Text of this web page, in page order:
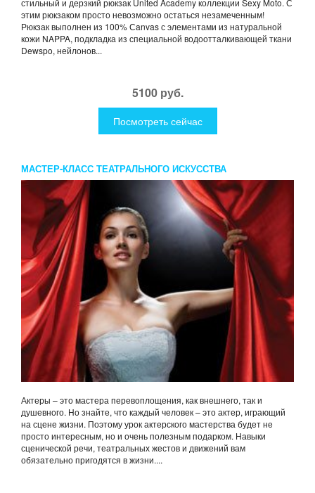
этим рюкзаком просто невозможно остаться незамеченным!
Рюкзак выполнен из 100% Сanvas с элементами из натуральной
кожи NAPPA, подкладка из специальной водоотталкивающей ткани
Dewspo, нейлонов...
5100 руб.
Посмотреть сейчас
МАСТЕР-КЛАСС ТЕАТРАЛЬНОГО ИСКУССТВА
Актеры – это мастера перевоплощения, как внешнего, так и
душевного. Но знайте, что каждый человек – это актер, играющий
на сцене жизни. Поэтому урок актерского мастерства будет не
просто интересным, но и очень полезным подарком. Навыки
сценической речи, театральных жестов и движений вам
обязательно пригодятся в жизни....